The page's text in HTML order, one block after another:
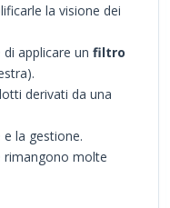
la visione dei
applicare un filtro
derivati da una
la gestione.
rimangono molte